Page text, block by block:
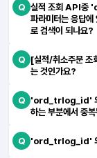
Q 실적 조회 API
파라미터는 응답
로 검색이 되나요?
Q [실적/취소주문
는 것인가요?
Q 'ord_trlog_id'
하는 부분에서 중
Q 'ord_trlog_id' 의